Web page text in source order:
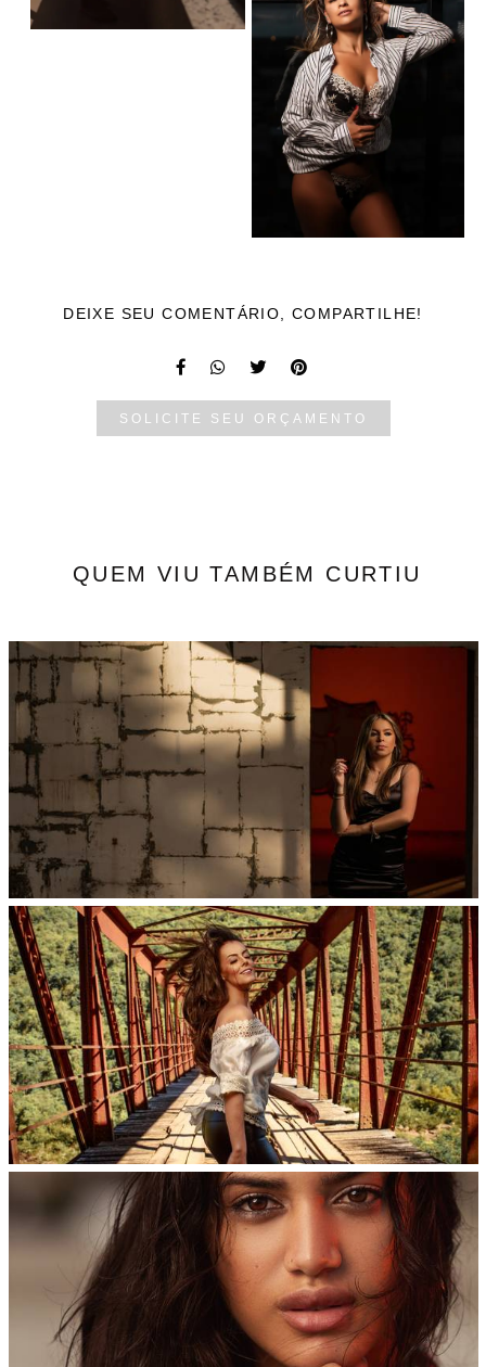
DEIXE SEU COMENTÁRIO, COMPARTILHE!
SOLICITE SEU ORÇAMENTO
QUEM VIU TAMBÉM CURTIU